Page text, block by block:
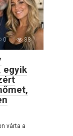
0 88
egyik
várta a